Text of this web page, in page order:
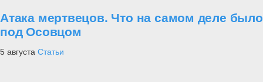
Атака мертвецов. Что на самом деле было
под Осовцом
5 августа Статьи